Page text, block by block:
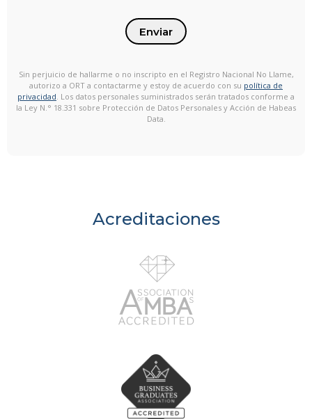
Enviar
Sin perjuicio de hallarme o no inscripto en el Registro Nacional No Llame,
autorizo a ORT a contactarme y estoy de acuerdo con su política de
privacidad. Los datos personales suministrados serán tratados conforme a
la Ley N.° 18.331 sobre Protección de Datos Personales y Acción de Habeas
Data.
Acreditaciones